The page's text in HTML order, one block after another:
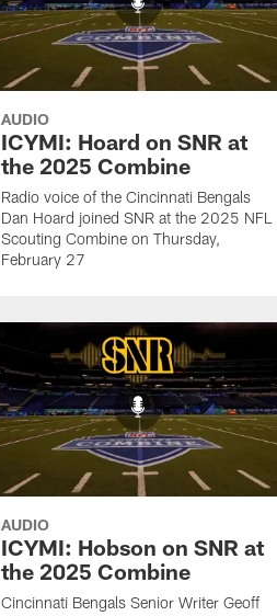
AUDIO
ICYMI: Hoard on SNR at
the 2025 Combine
Radio voice of the Cincinnati Bengals
Dan Hoard joined SNR at the 2025 NFL
Scouting Combine on Thursday,
February 27
AUDIO
ICYMI: Hobson on SNR at
the 2025 Combine
Cincinnati Bengals Senior Writer Geoff